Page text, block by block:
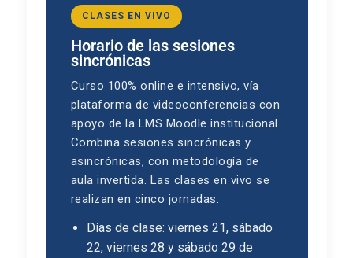
CLASES EN VIVO
Horario de las sesiones
sincrónicas
Curso 100% online e intensivo, vía
plataforma de videoconferencias con
apoyo de la LMS Moodle institucional.
Combina sesiones sincrónicas y
asincrónicas, con metodología de
aula invertida. Las clases en vivo se
realizan en cinco jornadas:
Días de clase: viernes 21, sábado
22, viernes 28 y sábado 29 de